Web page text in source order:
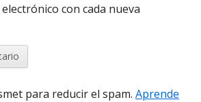
con cada nueva
para reducir el spam. Aprende